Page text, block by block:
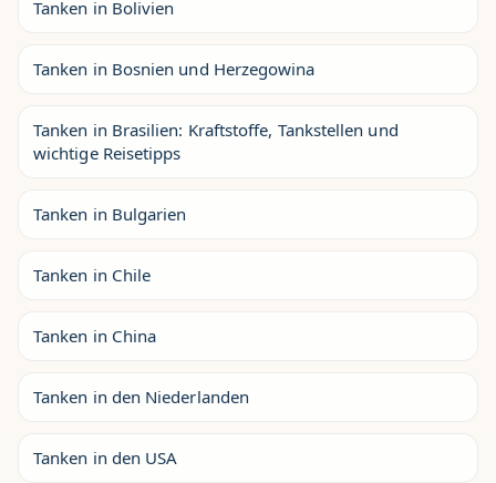
Tanken in Bolivien
Tanken in Bosnien und Herzegowina
Tanken in Brasilien: Kraftstoffe, Tankstellen und
wichtige Reisetipps
Tanken in Bulgarien
Tanken in Chile
Tanken in China
Tanken in den Niederlanden
Tanken in den USA